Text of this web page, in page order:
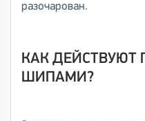
разочарован.
КАК ДЕЙСТВУЮТ
ШИПАМИ?